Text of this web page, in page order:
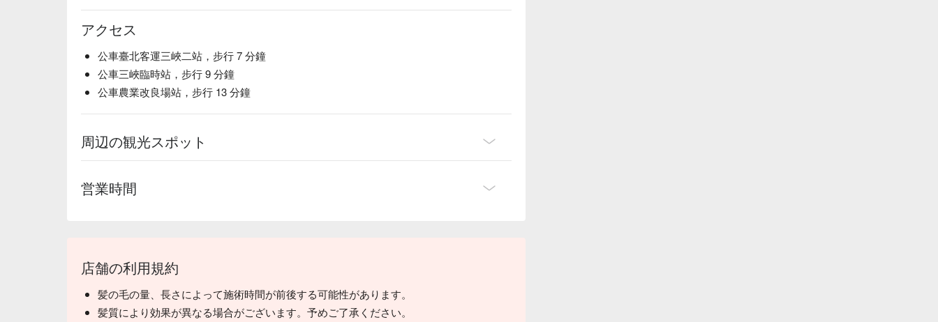
アクセス
公車臺北客運三峽二站，步行 7 分鐘
公車三峽臨時站，步行 9 分鐘
公車農業改良場站，步行 13 分鐘
周辺の観光スポット
営業時間
店舗の利用規約
髪の毛の量、長さによって施術時間が前後する可能性があります。
髪質により効果が異なる場合がございます。予めご了承ください。